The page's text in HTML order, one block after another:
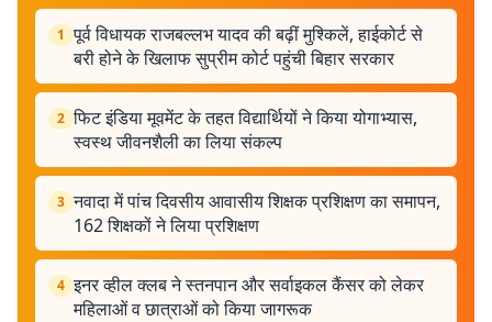
1 पूर्व विधायक राजबल्लभ यादव की बढ़ीं मुश्किलें, हाईकोर्ट से
बरी होने के खिलाफ सुप्रीम कोर्ट पहुंची बिहार सरकार
2 फिट इंडिया मूवमेंट के तहत विद्यार्थियों ने किया योगाभ्यास,
स्वस्थ जीवनशैली का लिया संकल्प
3 नवादा में पांच दिवसीय आवासीय शिक्षक प्रशिक्षण का समापन,
162 शिक्षकों ने लिया प्रशिक्षण
4 इनर व्हील क्लब ने स्तनपान और सर्वाइकल कैंसर को लेकर
महिलाओं व छात्राओं को किया जागरूक